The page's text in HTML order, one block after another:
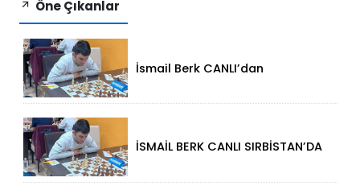
Öne Çıkanlar
İsmail Berk CANLI’dan
İSMAİL BERK CANLI SIRBİSTAN’DA